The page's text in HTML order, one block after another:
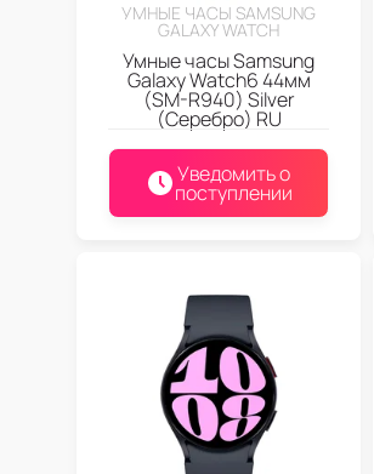
УМНЫЕ ЧАСЫ SAMSUNG
GALAXY WATCH
Умные часы Samsung
Galaxy Watch6 44мм
(SM-R940) Silver
(Серебро) RU
Уведомить о
поступлении